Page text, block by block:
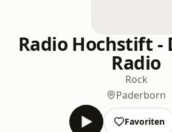
Radio Hochstift -
Radio
Rock
Paderborn
Favoriten